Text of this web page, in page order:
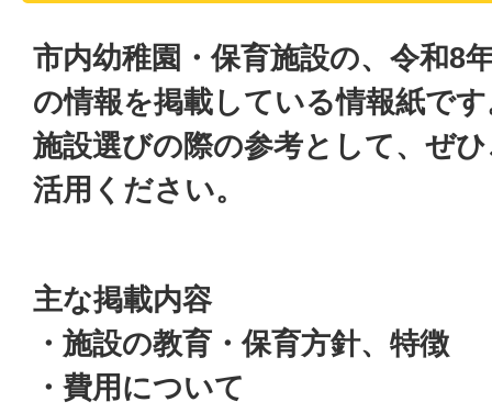
市内幼稚園・保育施設の、令和8
の情報を掲載している情報紙で
施設選びの際の参考として、ぜ
活用ください。
主な掲載内容
・施設の教育・保育方針、特徴
・費用について